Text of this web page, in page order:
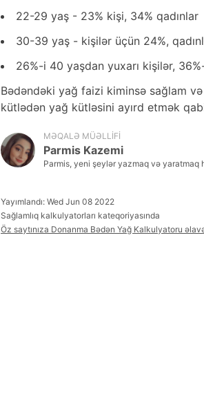
22-29 yaş - 23% kişi, 34% qadınlar
30-39 yaş - kişilər üçün 24%,
26%-i 40 yaşdan yuxarı kişilər,
Bədəndəki yağ faizi kiminsə sağlam
kütlədən yağ kütləsini ayırd etmək
MƏQALƏ MÜƏLLIFI
Parmis Kazemi
Parmis, yeni şeylər yazmaq və yaratmaq
Yayımlandı: Wed Jun 08 2022
Sağlamlıq kalkulyatorları kateqoriyasında
Öz saytınıza Donanma Bədən Yağ Kalkulyatoru